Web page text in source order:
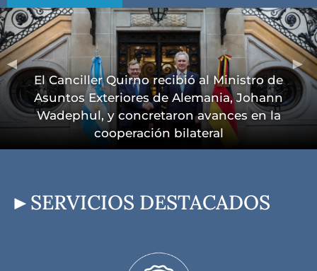
El Canciller Quirno recibió al Ministro de
Asuntos Exteriores de Alemania, Johann
Wadephul, y concretaron avances en la
cooperación bilateral
SERVICIOS DESTACADOS